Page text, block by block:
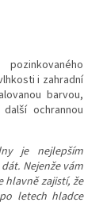
i zahradní
barvou,
ochrannou
je nejlepším
Nejenže vám
zajistí, že
letech hladce